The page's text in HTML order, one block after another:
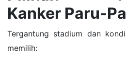
Kanker Paru-
Tergantung stadium dan
memilih: